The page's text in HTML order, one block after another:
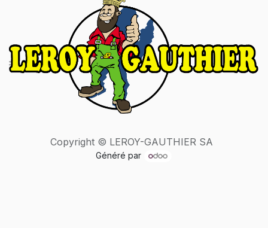
Copyright © LEROY-GAUTHIER SA
Généré par